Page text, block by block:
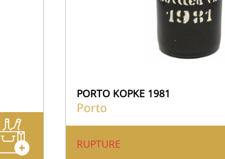
PORTO KOPKE 1981
Porto
RUPTURE